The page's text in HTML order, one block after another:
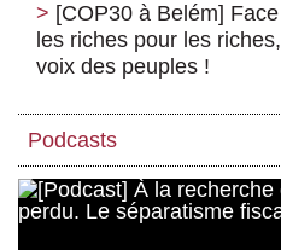
[COP30 à Belém]
les riches pour les
voix des peuples !
Podcasts